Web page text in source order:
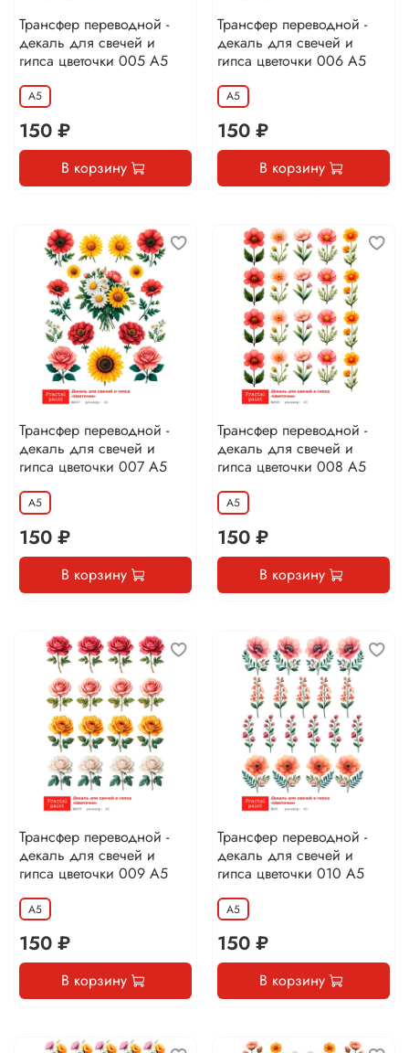
Трансфер переводной -
декаль для свечей и
гипса цветочки 005 А5
А5
150 ₽
В корзину
Трансфер переводной -
декаль для свечей и
гипса цветочки 006 А5
А5
150 ₽
В корзину
Трансфер переводной -
декаль для свечей и
гипса цветочки 007 А5
А5
150 ₽
В корзину
Трансфер переводной -
декаль для свечей и
гипса цветочки 008 А5
А5
150 ₽
В корзину
Трансфер переводной -
декаль для свечей и
гипса цветочки 009 А5
А5
150 ₽
В корзину
Трансфер переводной -
декаль для свечей и
гипса цветочки 010 А5
А5
150 ₽
В корзину